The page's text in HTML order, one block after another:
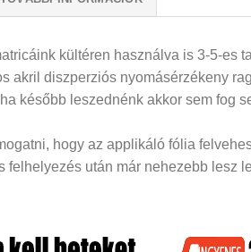
kültéren használva is 3-5-es
akril diszperziós nyomásérzékeny
később leszednénk akkor sem fog
hogy az applikáló fólia
után már nehezebb lesz